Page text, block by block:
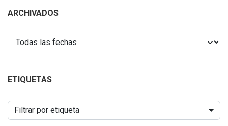
ARCHIVADOS
ETIQUETAS
Filtrar por etiqueta